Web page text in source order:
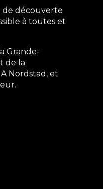
de découverte
à toutes et
Grande-
de la
Nordstad, et